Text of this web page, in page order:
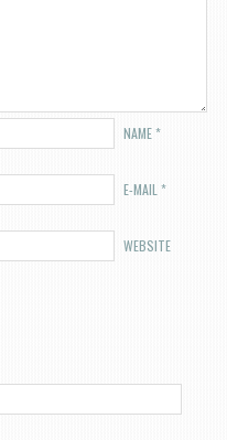
NAME*
E-MAIL *
WEBSITE